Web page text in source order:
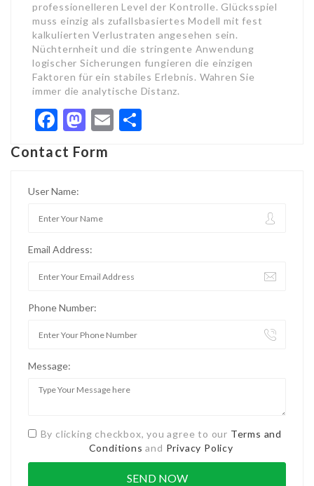
professionelleren Level der Kontrolle. Glücksspiel
muss einzig als zufallsbasiertes Modell mit fest
kalkulierten Verlustraten angesehen sein.
Nüchternheit und die stringente Anwendung
logischer Sicherungen fungieren die einzigen
Faktoren für ein stabiles Erlebnis. Wahren Sie
immer die analytische Distanz.
Facebook
Mastodon
Email
Contact Form
User Name:
Email Address:
Phone Number:
Message:
By clicking checkbox, you agree to our Terms and
Conditions and Privacy Policy